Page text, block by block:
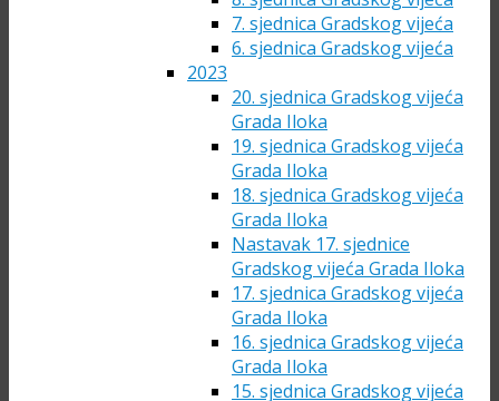
7. sjednica Gradskog vijeća
6. sjednica Gradskog vijeća
2023
20. sjednica Gradskog vijeća
Grada Iloka
19. sjednica Gradskog vijeća
Grada Iloka
18. sjednica Gradskog vijeća
Grada Iloka
Nastavak 17. sjednice
Gradskog vijeća Grada Iloka
17. sjednica Gradskog vijeća
Grada Iloka
16. sjednica Gradskog vijeća
Grada Iloka
15. sjednica Gradskog vijeća